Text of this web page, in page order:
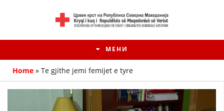
МЕНИ
Home » Те gjithe jemi femijet e tyre